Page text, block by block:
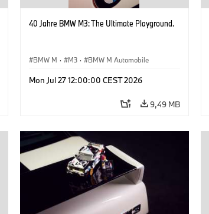
40 Jahre BMW M3: The Ultimate Playground.
BMW M · M3 · BMW M Automobile
Mon Jul 27 12:00:00 CEST 2026
9,49 MB